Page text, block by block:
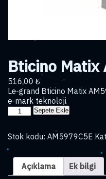
Bticino Matix
516,00 ₺
Le-grand Bticino Matix
e-mark teknoloji.
Bticino
adet
Sepete Ekle
Stok kodu: AM5979C5E
Açıklama Ek bilgi